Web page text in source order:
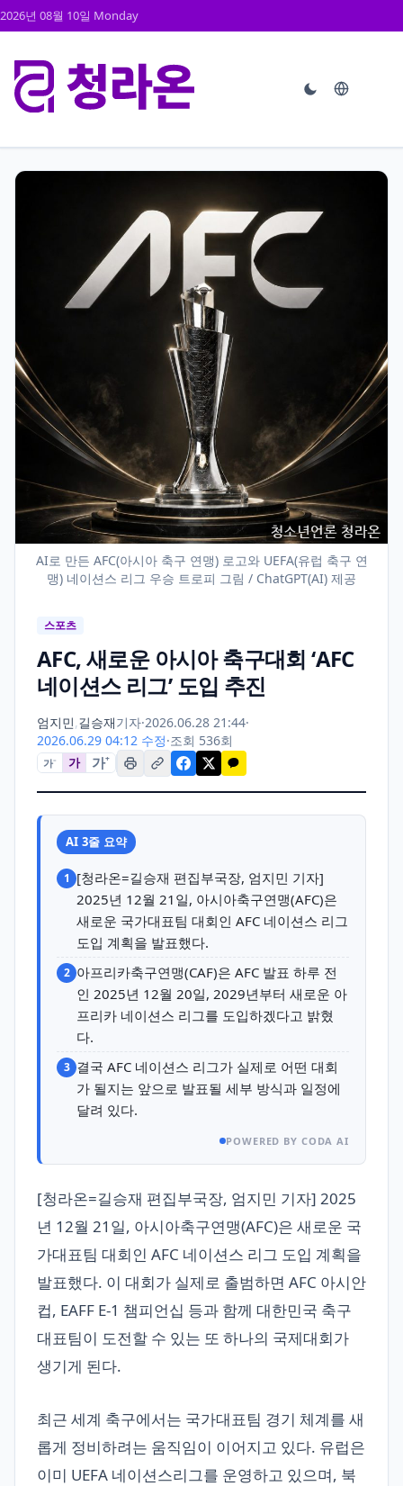
2026년 08월 10일 Monday
AI로 만든 AFC(아시아 축구 연맹) 로고와 UEFA(유럽 축구 연
맹) 네이션스 리그 우승 트로피 그림 / ChatGPT(AI) 제공
스포츠
AFC, 새로운 아시아 축구대회 ‘AFC
네이션스 리그’ 도입 추진
엄지민,길승재기자·2026.06.28 21:44·
2026.06.29 04:12 수정·조회 536회
가− 가 가+
AI 3줄 요약
1 [청라온=길승재 편집부국장, 엄지민 기자]
2025년 12월 21일, 아시아축구연맹(AFC)은
새로운 국가대표팀 대회인 AFC 네이션스 리그
도입 계획을 발표했다.
2 아프리카축구연맹(CAF)은 AFC 발표 하루 전
인 2025년 12월 20일, 2029년부터 새로운 아
프리카 네이션스 리그를 도입하겠다고 밝혔
다.
3 결국 AFC 네이션스 리그가 실제로 어떤 대회
가 될지는 앞으로 발표될 세부 방식과 일정에
달려 있다.
POWERED BY CODA AI
[청라온=길승재 편집부국장, 엄지민 기자] 2025
년 12월 21일, 아시아축구연맹(AFC)은 새로운 국
가대표팀 대회인 AFC 네이션스 리그 도입 계획을
발표했다. 이 대회가 실제로 출범하면 AFC 아시안
컵, EAFF E-1 챔피언십 등과 함께 대한민국 축구
대표팀이 도전할 수 있는 또 하나의 국제대회가
생기게 된다.
최근 세계 축구에서는 국가대표팀 경기 체계를 새
롭게 정비하려는 움직임이 이어지고 있다. 유럽은
이미 UEFA 네이션스리그를 운영하고 있으며, 북